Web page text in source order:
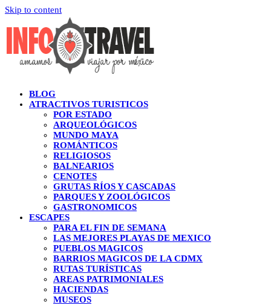
Skip to content
BLOG
ATRACTIVOS TURISTICOS
POR ESTADO
ARQUEOLÓGICOS
MUNDO MAYA
ROMÁNTICOS
RELIGIOSOS
BALNEARIOS
CENOTES
GRUTAS RÍOS Y CASCADAS
PARQUES Y ZOOLÓGICOS
GASTRONOMICOS
ESCAPES
PARA EL FIN DE SEMANA
LAS MEJORES PLAYAS DE MEXICO
PUEBLOS MAGICOS
BARRIOS MAGICOS DE LA CDMX
RUTAS TURÍSTICAS
AREAS PATRIMONIALES
HACIENDAS
MUSEOS